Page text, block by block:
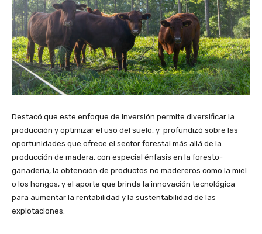
Destacó que este enfoque de inversión permite diversificar la
producción y optimizar el uso del suelo, y profundizó sobre las
oportunidades que ofrece el sector forestal más allá de la
producción de madera, con especial énfasis en la foresto-
ganadería, la obtención de productos no madereros como la miel
o los hongos, y el aporte que brinda la innovación tecnológica
para aumentar la rentabilidad y la sustentabilidad de las
explotaciones.